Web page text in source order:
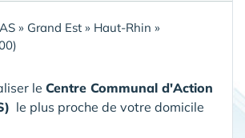
» Grand Est » Haut-Rhin »
le Centre Communal d'Action
le plus proche de votre domicile